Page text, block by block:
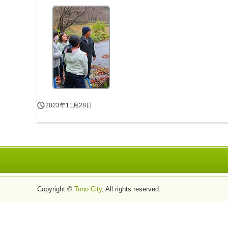
2023年11月28日
Copyright ©Tono City, All rights reserved.